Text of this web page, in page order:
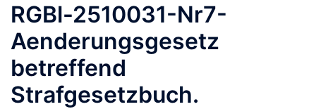
RGBl-2510031-Nr7-
Aenderungsgesetz
betreffend
Strafgesetzbuch.